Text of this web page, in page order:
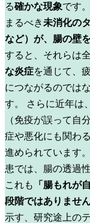
る確かな現象です
まるべき未消化の
など）が、腸の壁
すると、それらは
な炎症を通じて、
につながるのでは
す。
さらに近年は
（免疫が誤って自
症や悪化にも関わ
進められています
患では、腸の透過
これも
「腸もれが
段階ではありませ
示す、研究途上の